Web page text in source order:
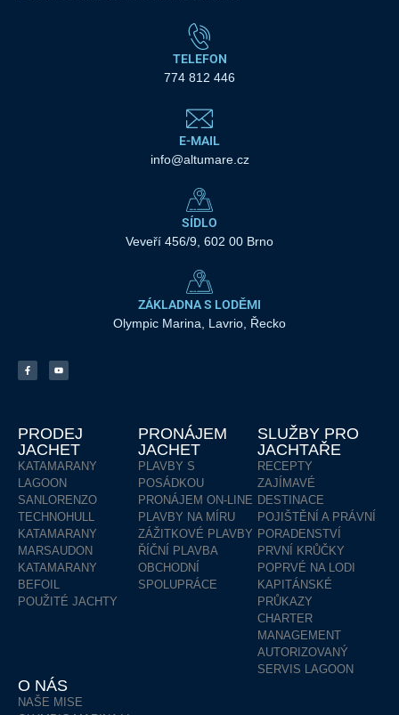
TELEFON
774 812 446
E-MAIL
info@altumare.cz
SÍDLO
Veveří 456/9, 602 00 Brno
ZÁKLADNA S LODĚMI
Olympic Marina, Lavrio, Řecko
PRODEJ
JACHET
KATAMARANY
LAGOON
SANLORENZO
TECHNOHULL
KATAMARANY
MARSAUDON
KATAMARANY
BEFOIL
POUŽITÉ JACHTY
PRONÁJEM
JACHET
PLAVBY S
POSÁDKOU
PRONÁJEM ON-LINE
PLAVBY NA MÍRU
ZÁŽITKOVÉ PLAVBY
ŘÍČNÍ PLAVBA
OBCHODNÍ
SPOLUPRÁCE
SLUŽBY PRO
JACHTAŘE
RECEPTY
ZAJÍMAVÉ
DESTINACE
POJIŠTĚNÍ A PRÁVNÍ
PORADENSTVÍ
PRVNÍ KRŮČKY
POPRVÉ NA LODI
KAPITÁNSKÉ
PRŮKAZY
CHARTER
MANAGEMENT
AUTORIZOVANÝ
SERVIS LAGOON
O NÁS
NAŠE MISE